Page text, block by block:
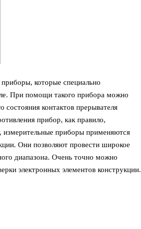
которые специально
При помощи такого прибора можно
состояния контактов прерывателя
прибор, как правило,
измерительные приборы применяются
Они позволяют провести широкое
диапазона. Очень точно можно
электронных элементов конструкции.